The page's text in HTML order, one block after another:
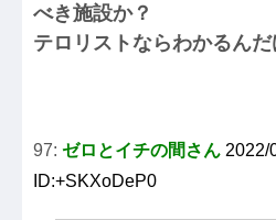
べき施設か？
テロリストならわかるんだ
97: ゼロとイチの間さん 2022/
ID:+SKXoDeP0